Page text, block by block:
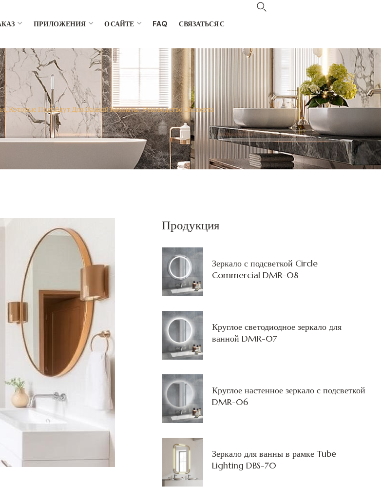
ПРИЛОЖЕНИЯ О САЙТЕ FAQ СВЯЗАТЬСЯ С
Которые Подойдут Для Ванной Комнаты: Руководство Эксперта
Продукция
Зеркало с подсветкой Circle
Commercial DMR-08
Круглое светодиодное зеркало для
ванной DMR-07
Круглое настенное зеркало с подсветкой
DMR-06
Зеркало для ванны в рамке Tube
Lighting DBS-70